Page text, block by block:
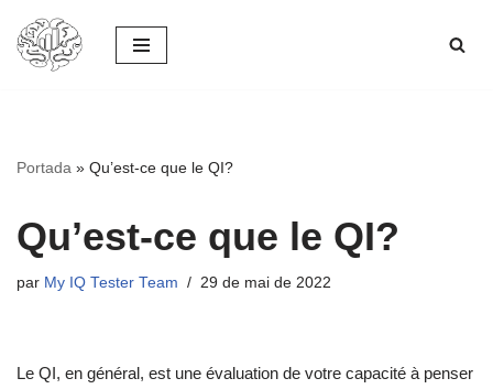
Aller
Portada » Qu’est-ce que le QI?
Qu’est-ce que le QI?
par My IQ Tester Team 29 de mai de 2022
Le QI, en général, est une évaluation de votre capacité à penser